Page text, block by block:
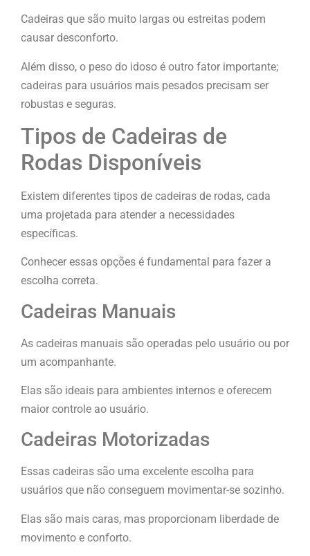
Cadeiras que são muito largas ou estreitas podem
causar desconforto.
Além disso, o peso do idoso é outro fator importante;
cadeiras para usuários mais pesados precisam ser
robustas e seguras.
Tipos de Cadeiras de
Rodas Disponíveis
Existem diferentes tipos de cadeiras de rodas, cada
uma projetada para atender a necessidades
específicas.
Conhecer essas opções é fundamental para fazer a
escolha correta.
Cadeiras Manuais
As cadeiras manuais são operadas pelo usuário ou por
um acompanhante.
Elas são ideais para ambientes internos e oferecem
maior controle ao usuário.
Cadeiras Motorizadas
Essas cadeiras são uma excelente escolha para
usuários que não conseguem movimentar-se sozinho.
Elas são mais caras, mas proporcionam liberdade de
movimento e conforto.